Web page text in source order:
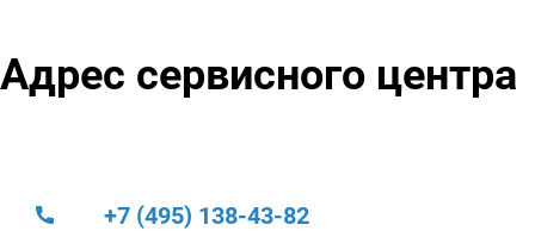
Адрес сервисного центра
+7 (495) 138-43-82